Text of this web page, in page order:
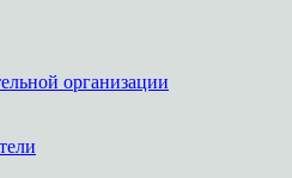
организации